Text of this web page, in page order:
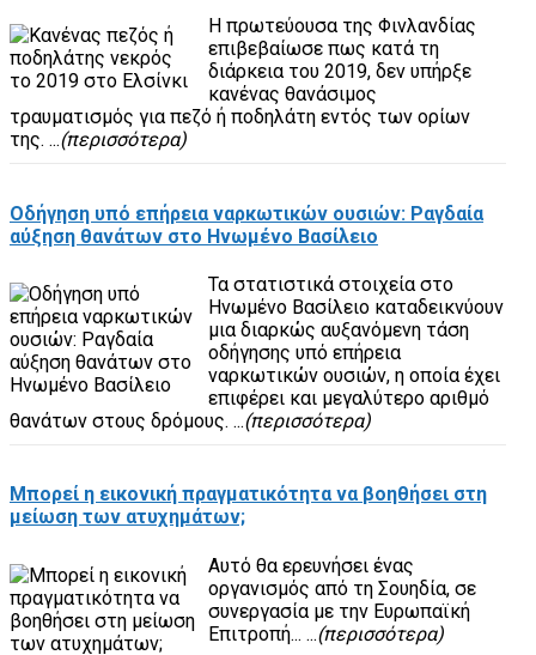
Η πρωτεύουσα της Φινλανδίας
επιβεβαίωσε πως κατά τη
διάρκεια του 2019, δεν υπήρξε
κανένας θανάσιμος
τραυματισμός για πεζό ή ποδηλάτη εντός των ορίων
της. ...(περισσότερα)
Οδήγηση υπό επήρεια ναρκωτικών ουσιών: Ραγδαία
αύξηση θανάτων στο Ηνωμένο Βασίλειο
Τα στατιστικά στοιχεία στο
Ηνωμένο Βασίλειο καταδεικνύουν
μια διαρκώς αυξανόμενη τάση
οδήγησης υπό επήρεια
ναρκωτικών ουσιών, η οποία έχει
επιφέρει και μεγαλύτερο αριθμό
θανάτων στους δρόμους. ...(περισσότερα)
Μπορεί η εικονική πραγματικότητα να βοηθήσει στη
μείωση των ατυχημάτων;
Αυτό θα ερευνήσει ένας
οργανισμός από τη Σουηδία, σε
συνεργασία με την Ευρωπαϊκή
Επιτροπή... ...(περισσότερα)